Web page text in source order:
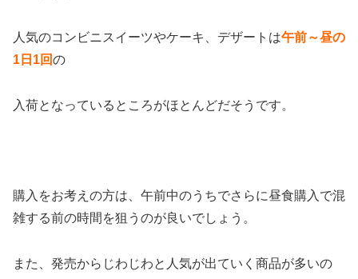
人気のコンビニスイーツやケーキ、デザートは午前～昼の
1日1回の
入荷となっているところがほとんどだそうです。
購入をお考えの方は、午前中のうちでさらに昼食購入で混
雑する前の時間を狙うのが良いでしょう。
また、発売からじわじわと人気が出ていく商品が多いの